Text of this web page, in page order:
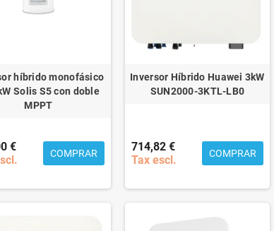
híbrido monofásico
Solis S5 con doble
MPPT
€
COMPRAR
Inversor Híbrido Huawei 3kW
SUN2000-3KTL-LB0
714,82 €
Tax escl.
COMPRAR